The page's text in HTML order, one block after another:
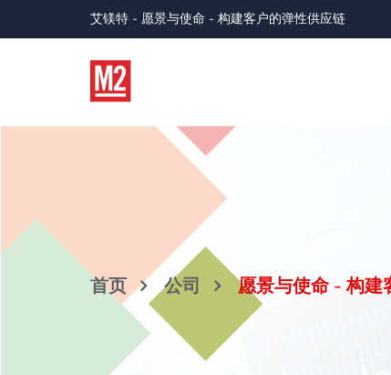
艾镁特 - 愿景与使命 - 构建客户的弹性供应链
首页 公司 愿景与使命 - 构建